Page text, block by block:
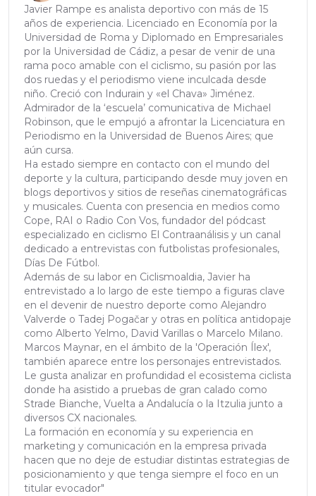
Javier Rampe es analista deportivo con más de 15
años de experiencia. Licenciado en Economía por la
Universidad de Roma y Diplomado en Empresariales
por la Universidad de Cádiz, a pesar de venir de una
rama poco amable con el ciclismo, su pasión por las
dos ruedas y el periodismo viene inculcada desde
niño. Creció con Indurain y «el Chava» Jiménez.
Admirador de la ‘escuela’ comunicativa de Michael
Robinson, que le empujó a afrontar la Licenciatura en
Periodismo en la Universidad de Buenos Aires; que
aún cursa.
Ha estado siempre en contacto con el mundo del
deporte y la cultura, participando desde muy joven en
blogs deportivos y sitios de reseñas cinematográficas
y musicales. Cuenta con presencia en medios como
Cope, RAI o Radio Con Vos, fundador del pódcast
especializado en ciclismo El Contraanálisis y un canal
dedicado a entrevistas con futbolistas profesionales,
Días De Fútbol.
Además de su labor en Ciclismoaldia, Javier ha
entrevistado a lo largo de este tiempo a figuras clave
en el devenir de nuestro deporte como Alejandro
Valverde o Tadej Pogačar y otras en política antidopaje
como Alberto Yelmo, David Varillas o Marcelo Milano.
Marcos Maynar, en el ámbito de la 'Operación Ílex',
también aparece entre los personajes entrevistados.
Le gusta analizar en profundidad el ecosistema ciclista
donde ha asistido a pruebas de gran calado como
Strade Bianche, Vuelta a Andalucía o la Itzulia junto a
diversos CX nacionales.
La formación en economía y su experiencia en
marketing y comunicación en la empresa privada
hacen que no deje de estudiar distintas estrategias de
posicionamiento y que tenga siempre el foco en un
titular evocador"